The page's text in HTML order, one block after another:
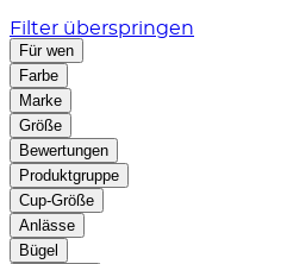
Filter überspringen
Für wen
Farbe
Marke
Größe
Bewertungen
Produktgruppe
Cup-Größe
Anlässe
Bügel